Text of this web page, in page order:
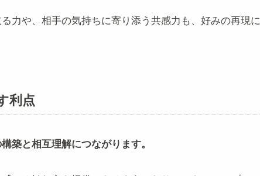
力や、相手の気持ちに寄り添う共感力も、好みの再現に
利点
築と相互理解につながります。